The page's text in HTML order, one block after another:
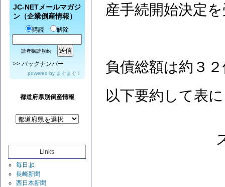
JC-NETメールマガジ
ン（企業倒産情報）
購読 解除
読者購読規約
>> バックナンバー
powered by まぐまぐ！
都道府県別倒産情報
Links
毎日.jp
長崎新聞
西日本新聞
産手続開始決定
負債総額は約３
以下要約して表